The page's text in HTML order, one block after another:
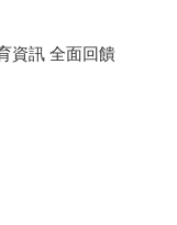
資訊 全面回饋